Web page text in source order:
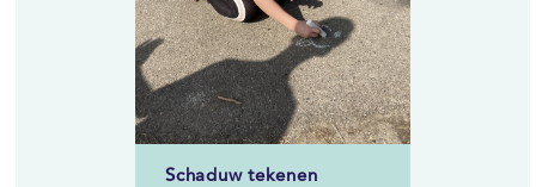
Schaduw tekenen